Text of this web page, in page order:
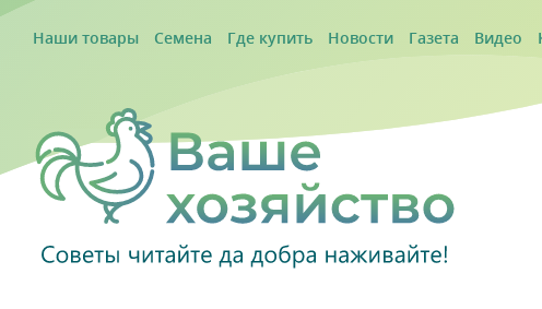
Наши товары Семена Где купить Новости Газета Видео